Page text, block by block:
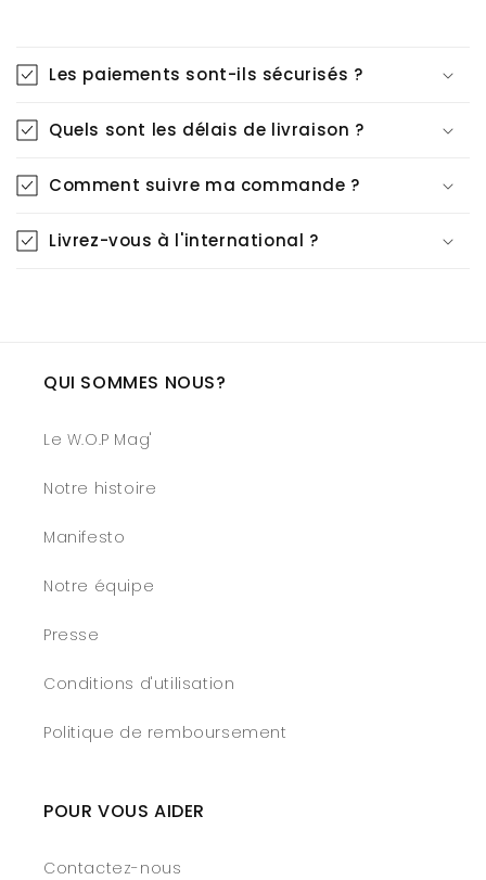
Les paiements sont-ils sécurisés ?
Quels sont les délais de livraison ?
Comment suivre ma commande ?
Livrez-vous à l'international ?
QUI SOMMES NOUS?
Le W.O.P Mag'
Notre histoire
Manifesto
Notre équipe
Presse
Conditions d'utilisation
Politique de remboursement
POUR VOUS AIDER
Contactez-nous